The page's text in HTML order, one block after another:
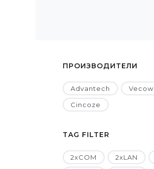
ПРОИЗВОДИТЕЛИ
Advantech Vecow
Cincoze
TAG FILTER
2xCOM 2xLAN